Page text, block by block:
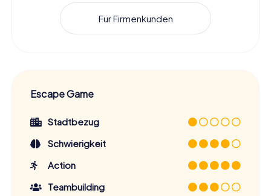
Für Firmenkunden
Escape Game
Stadtbezug
Schwierigkeit
Action
Teambuilding